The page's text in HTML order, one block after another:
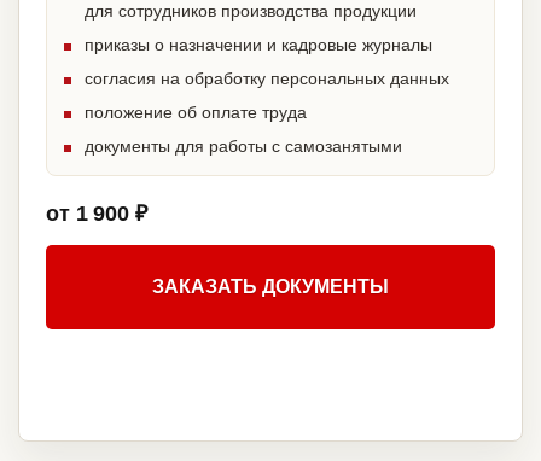
для сотрудников производства продукции
приказы о назначении и кадровые журналы
согласия на обработку персональных данных
положение об оплате труда
документы для работы с самозанятыми
от 1 900 ₽
ЗАКАЗАТЬ ДОКУМЕНТЫ